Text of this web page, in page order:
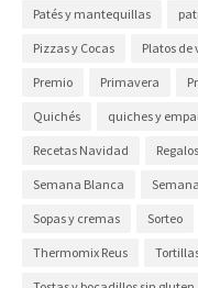
Patés y mantequillas
Pizzas y Cocas Platos de
Premio Primavera
Quichés quiches y
Recetas Navidad
Semana Blanca
Sopas y cremas Sorteo
Thermomix Reus